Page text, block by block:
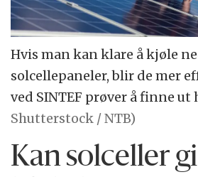
Hvis man kan klare å kjøle
solcellepaneler, blir de mer
ved SINTEF prøver å finne ut
Shutterstock / NTB)
Kan solceller